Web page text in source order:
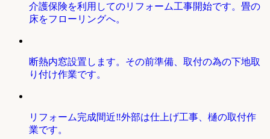
介護保険を利用してのリフォーム工事開始です。畳の
床をフローリングへ。
断熱内窓設置します。その前準備、取付の為の下地取
り付け作業です。
リフォーム完成間近‼外部は仕上げ工事、樋の取付作
業です。